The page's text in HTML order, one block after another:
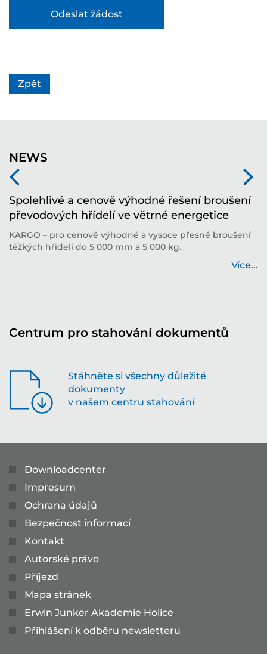
Zpět
NEWS
Spolehlivé a cenově výhodné řešení broušení
převodových hřídelí ve větrné energetice
KARGO – pro cenově výhodné a vysoce přesné broušení
těžkých hřídelí do 5 000 mm a 5 000 kg.
Více...
Centrum pro stahování dokumentů
Stáhněte si všechny důležité
dokumenty
v našem centru stahování
Downloadcenter
Impresum
Ochrana údajů
Bezpečnost informací
Kontakt
Autorské právo
Příjezd
Mapa stránek
Erwin Junker Akademie Holice
Přihlášení k odběru newsletteru